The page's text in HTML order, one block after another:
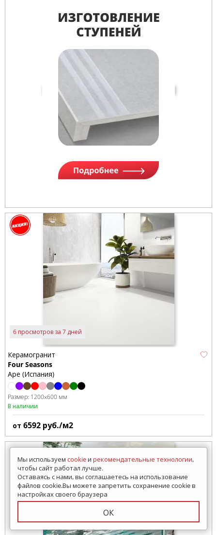
6 просмотров за 7 дней
Керамогранит
Four Seasons
Ape (Испания)
Размер: 1200x600 мм
В наличии
от 6592 руб./м2
Мы используем cookieи рекомендательные технологии,
чтобы сайт работал лучше.
Оставаясь с нами, вы соглашаетесь на использование
файлов cookie.Вы можете запретить сохранение cookie в
настройках своего браузера
ОК